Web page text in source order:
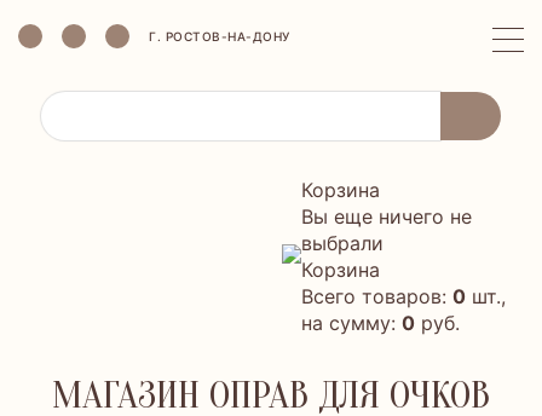
Г. РОСТОВ-НА-ДОНУ
Корзина
Вы еще ничего не
выбрали
Корзина
Всего товаров: 0 шт.,
на сумму: 0 руб.
МАГАЗИН ОПРАВ ДЛЯ ОЧКОВ